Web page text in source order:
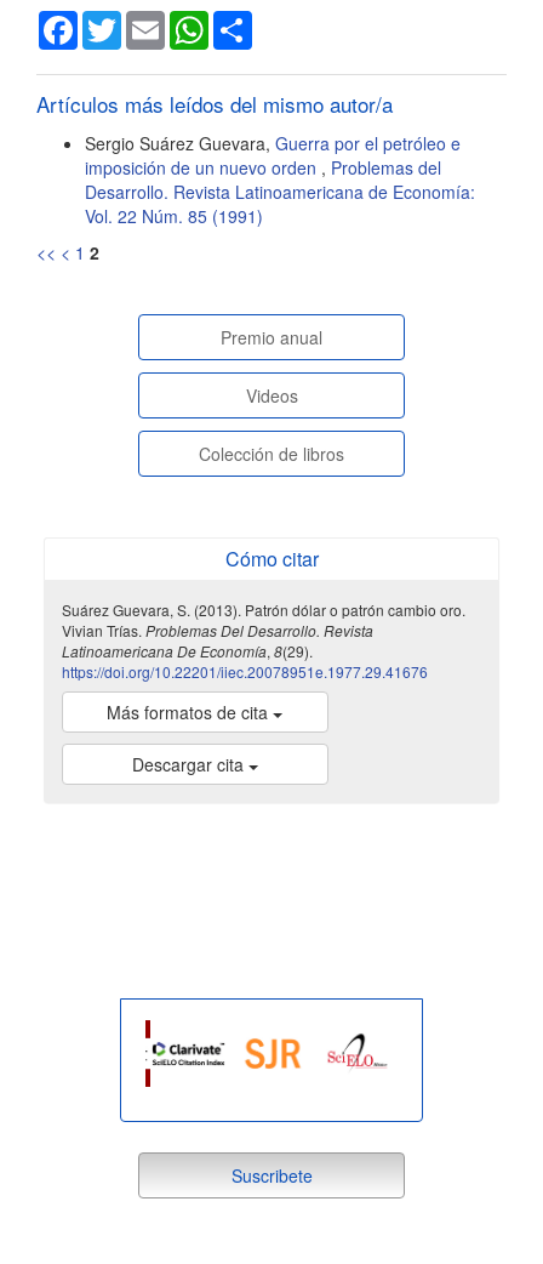
Facebook
TwitterEmail WhatsApp
Artículos más leídos del mismo autor/a
Sergio Suárez Guevara, Guerra por el petróleo e
imposición de un nuevo orden , Problemas del
Desarrollo. Revista Latinoamericana de Economía:
Vol. 22 Núm. 85 (1991)
<< < 1 2
paginasespeciales
Premio anual
Videos
Colección de libros
Cómo citar
Suárez Guevara, S. (2013). Patrón dólar o patrón cambio oro.
Vivian Trías. Problemas Del Desarrollo. Revista
Latinoamericana De Economía, 8(29).
https://doi.org/10.22201/iiec.20078951e.1977.29.41676
Más formatos de cita
Descargar cita
suscribete
Suscribete